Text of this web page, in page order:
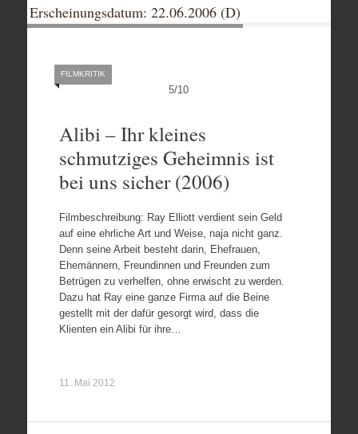
Erscheinungsdatum: 22.06.2006 (D)
5/10
FILMKRITIK
Alibi – Ihr kleines
schmutziges Geheimnis ist
bei uns sicher (2006)
Filmbeschreibung: Ray Elliott verdient sein Geld
auf eine ehrliche Art und Weise, naja nicht ganz.
Denn seine Arbeit besteht darin, Ehefrauen,
Ehemännern, Freundinnen und Freunden zum
Betrügen zu verhelfen, ohne erwischt zu werden.
Dazu hat Ray eine ganze Firma auf die Beine
gestellt mit der dafür gesorgt wird, dass die
Klienten ein Alibi für ihre…
11. Mai 2012